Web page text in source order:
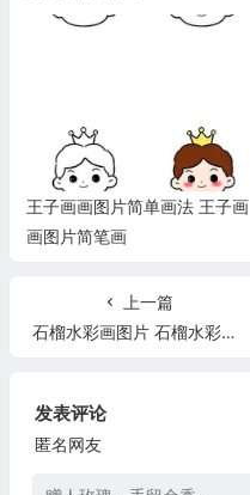
王子画画图片简单画法 王子画
画图片简笔画
上一篇
石榴水彩画图片 石榴水彩画步骤图
发表评论
匿名网友